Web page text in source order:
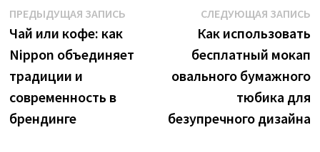
Навигация
по
записям
ПРЕДЫДУЩАЯ ЗАПИСЬ
Чай или кофе: как
Nippon объединяет
традиции и
современность в
брендинге
СЛЕДУЮЩАЯ ЗАПИСЬ
Как использовать
бесплатный мокап
овального бумажного
тюбика для
безупречного дизайна